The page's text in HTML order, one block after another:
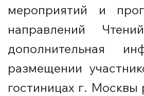
мероприятий и
направлений
дополнительная
размещении
гостиницах г.